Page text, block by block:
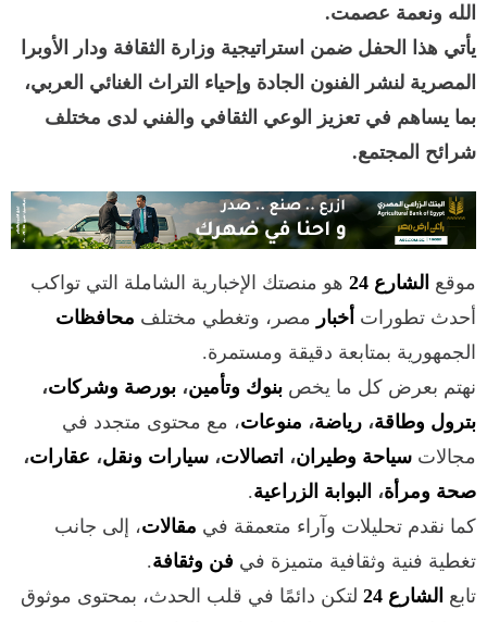
الله ونعمة عصمت.
يأتي هذا الحفل ضمن استراتيجية وزارة الثقافة ودار الأوبرا
المصرية لنشر الفنون الجادة وإحياء التراث الغنائي العربي،
بما يساهم في تعزيز الوعي الثقافي والفني لدى مختلف
شرائح المجتمع.
موقع الشارع 24
هو منصتك الإخبارية الشاملة التي تواكب
أحدث تطورات أخبار مصر، وتغطي مختلف محافظات
الجمهورية بمتابعة دقيقة ومستمرة.
نهتم بعرض كل ما يخص بنوك وتأمين، بورصة وشركات،
بترول وطاقة، رياضة، منوعات، مع محتوى متجدد في
مجالات سياحة وطيران، اتصالات، سيارات ونقل، عقارات،
صحة ومرأة، البوابة الزراعية.
كما نقدم تحليلات وآراء متعمقة في مقالات، إلى جانب
تغطية فنية وثقافية متميزة في فن وثقافة.
تابع الشارع 24
لتكن دائمًا في قلب الحدث، بمحتوى موثوق